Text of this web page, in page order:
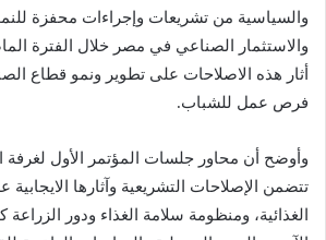
والسياسية من تشريعات وإجراءات محفزة
والاستثمار الصناعي في مصر خلال الفترة
أثار هذه الاصلاحات على تطوير ونمو قطاع
فرص عمل للشباب.
وأوضح أن محاور جلسات المؤتمر الأول لغرفة
تتضمن الإصلاحات التشريعية وآثارها
الغذائية، ومنظومة سلامة الغذاء ودور الزراعة